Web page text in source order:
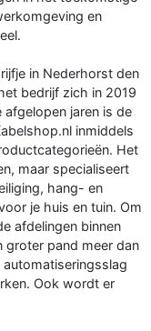
en
in Nederhorst den
bedrijf zich in 2019
afgelopen jaren is de
inmiddels
Het
maar specialiseert
hang- en
je huis en tuin. Om
afdelingen binnen
groter pand meer dan
Ook wordt er